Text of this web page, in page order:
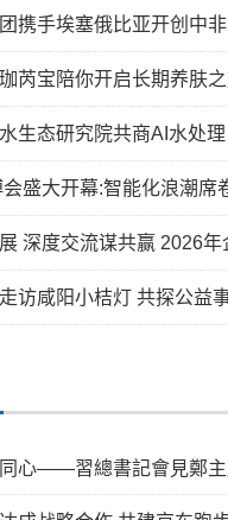
芮宝陪你开启长期养肤
生态研究院共商AI水处理
的福临瑶浴